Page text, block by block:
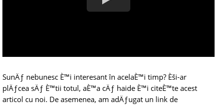
SunÄƒ nebunesc È™i interesant în acelaÈ™i timp? Èši-ar
plÄƒcea sÄƒ È™tii totul, aÈ™a cÄƒ haide È™i citeÈ™te acest
articol cu noi. De asemenea, am adÄƒugat un link de